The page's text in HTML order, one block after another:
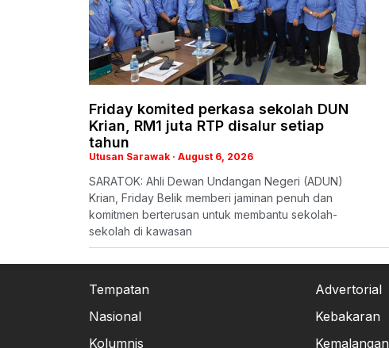
Friday komited perkasa sekolah DUN
Krian, RM1 juta RTP disalur setiap
tahun
Utusan Sarawak August 6, 2026
SARATOK: Ahli Dewan Undangan Negeri (ADUN)
Krian, Friday Belik memberi jaminan penuh dan
komitmen berterusan untuk membantu sekolah-
sekolah di kawasan
Tempatan
Nasional
Kolumnis
Advertorial
Kebakaran
Kemalangan